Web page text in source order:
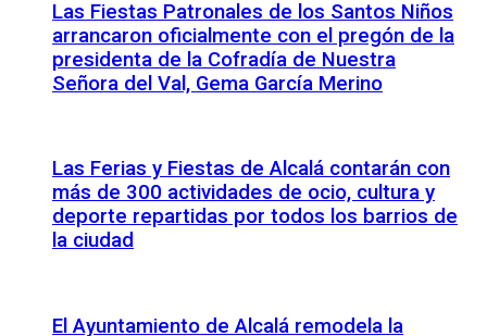
Las Fiestas Patronales de los Santos Niños
arrancaron oficialmente con el pregón de la
presidenta de la Cofradía de Nuestra
Señora del Val, Gema García Merino
Las Ferias y Fiestas de Alcalá contarán con
más de 300 actividades de ocio, cultura y
deporte repartidas por todos los barrios de
la ciudad
El Ayuntamiento de Alcalá remodela la